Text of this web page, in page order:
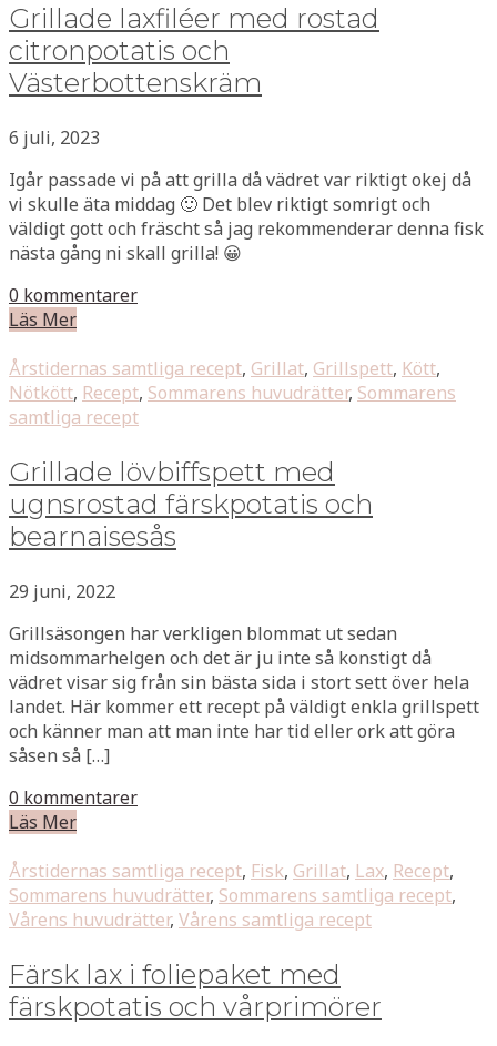
Grillade laxfiléer med rostad
citronpotatis och
Västerbottenskräm
6 juli, 2023
Igår passade vi på att grilla då vädret var riktigt okej då
vi skulle äta middag 🙂 Det blev riktigt somrigt och
väldigt gott och fräscht så jag rekommenderar denna fisk
nästa gång ni skall grilla! 😀
0 kommentarer
Läs Mer
Årstidernas samtliga recept, Grillat, Grillspett, Kött,
Nötkött, Recept, Sommarens huvudrätter, Sommarens
samtliga recept
Grillade lövbiffspett med
ugnsrostad färskpotatis och
bearnaisesås
29 juni, 2022
Grillsäsongen har verkligen blommat ut sedan
midsommarhelgen och det är ju inte så konstigt då
vädret visar sig från sin bästa sida i stort sett över hela
landet. Här kommer ett recept på väldigt enkla grillspett
och känner man att man inte har tid eller ork att göra
såsen så […]
0 kommentarer
Läs Mer
Årstidernas samtliga recept, Fisk, Grillat, Lax, Recept,
Sommarens huvudrätter, Sommarens samtliga recept,
Vårens huvudrätter, Vårens samtliga recept
Färsk lax i foliepaket med
färskpotatis och vårprimörer